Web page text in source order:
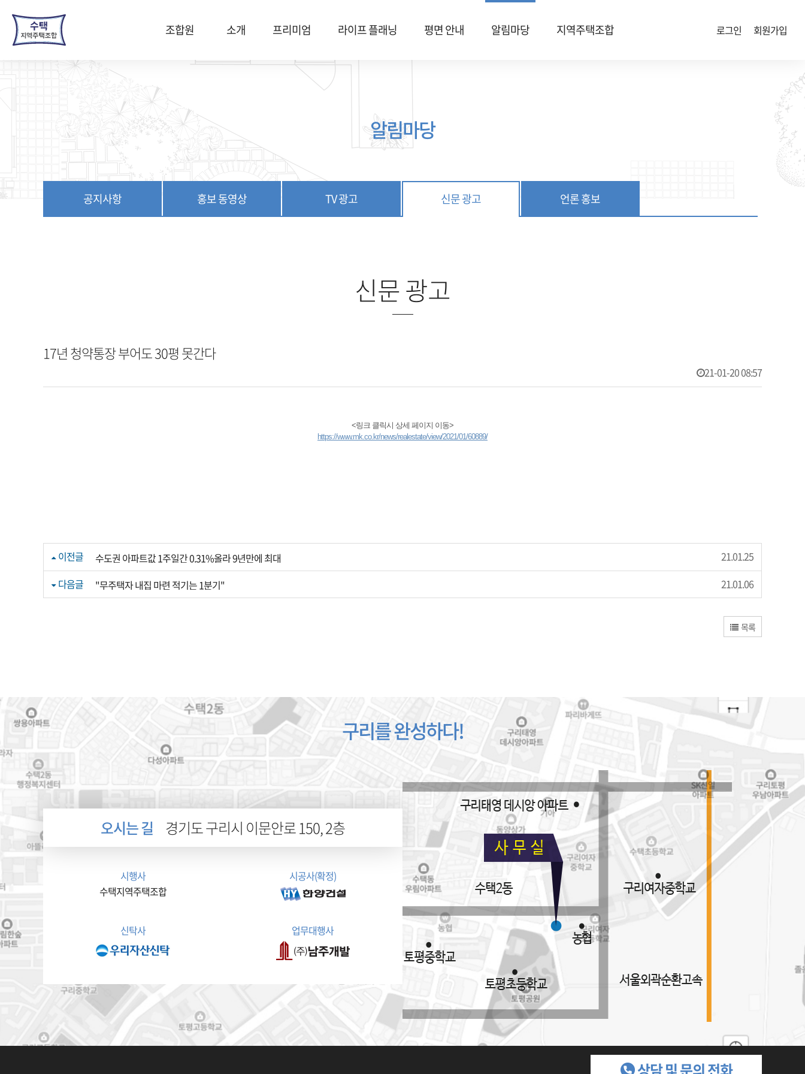
로
가
조합원 소개 프리미엄 라이프 플래닝 평면 안내 알림마당 지역주택조합 로그인 회원가입
알림마당
공지사항 홍보 동영상 TV 광고 신문 광고 언론 홍보
신문 광고
17년 청약통장 부어도 30평 못간다
21-01-20 08:57
<링크 클릭시 상세 페이지 이동>
https://www.mk.co.kr/news/realestate/view/2021/01/60889/
이전글 수도권 아파트값 1주일간 0.31%올라 9년만에 최대
21.01.25
다음글
"무주택자 내집 마련 적기는 1분기" 21.01.06
목록
구리를 완성하다!
오시는 길 경기도 구리시 이문안로 150, 2층
시행사
수택지역주택조합
시공사(확정)
신탁사 업무대행사